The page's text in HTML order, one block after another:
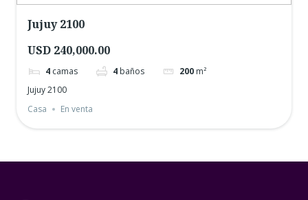
Jujuy 2100
USD 240,000.00
4 camas 4 baños 200 m²
Jujuy 2100
Casa
En venta